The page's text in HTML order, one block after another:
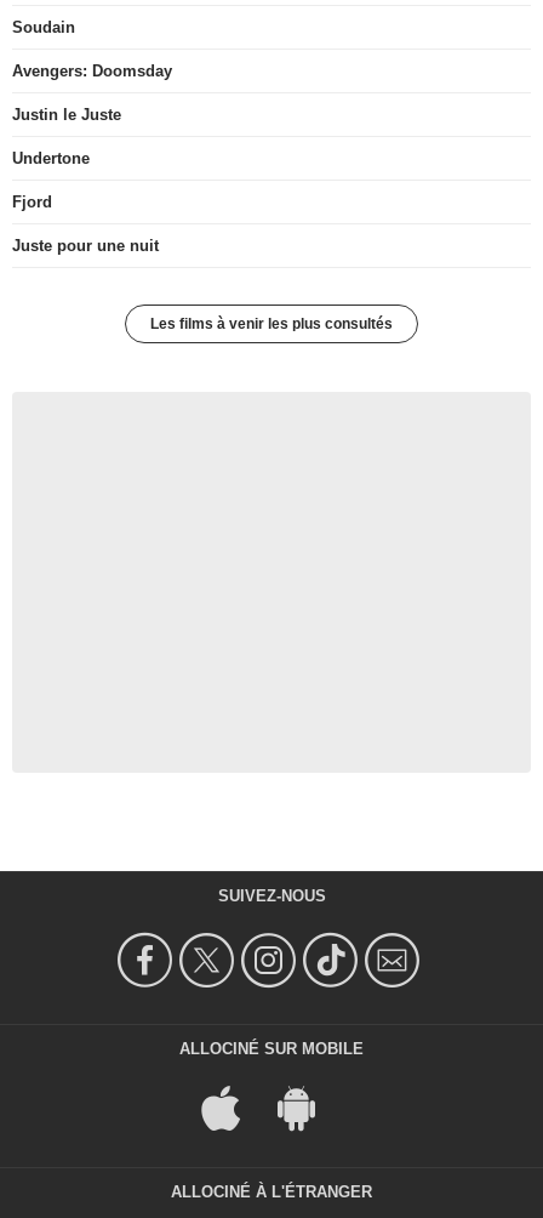
Soudain
Avengers: Doomsday
Justin le Juste
Undertone
Fjord
Juste pour une nuit
Les films à venir les plus consultés
SUIVEZ-NOUS
ALLOCINÉ SUR MOBILE
ALLOCINÉ À L'ÉTRANGER